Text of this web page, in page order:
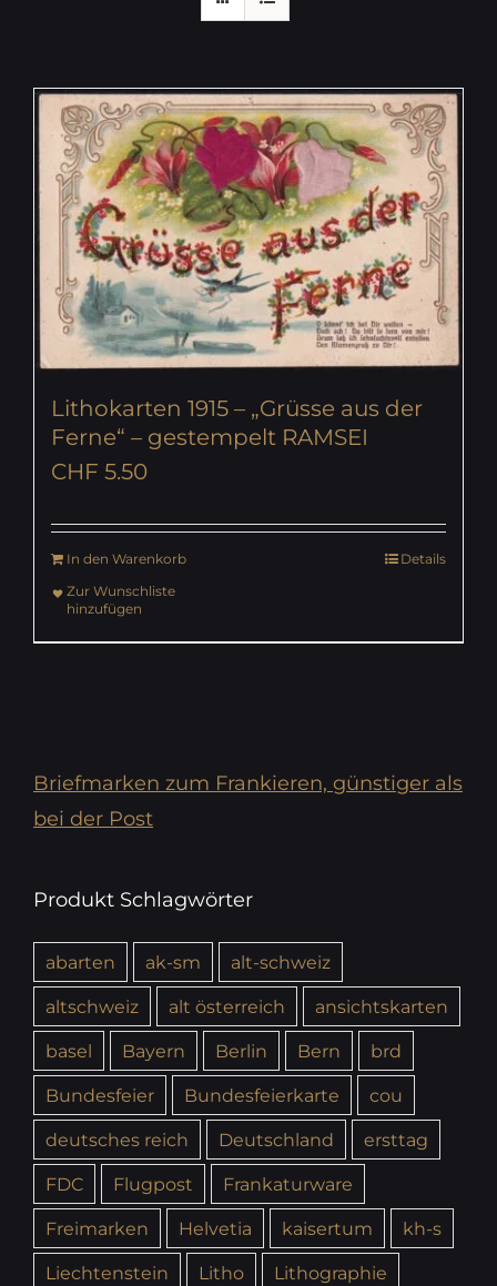
Lithokarten 1915 – „Grüsse aus der
Ferne“ – gestempelt RAMSEI
CHF 5.50
In den Warenkorb
Details
Zur Wunschliste
hinzufügen
Briefmarken zum Frankieren, günstiger als
bei der Post
Produkt Schlagwörter
abarten ak-sm
alt-schweiz
altschweiz
alt österreich
ansichtskarten
basel
Bayern Berlin Bern
brd
Bundesfeier
Bundesfeierkarte
cou
deutsches reich
Deutschland
ersttag
FDC
Flugpost
Frankaturware
Freimarken
Helvetia kaisertum
kh-s
Liechtenstein
Litho
Lithographie